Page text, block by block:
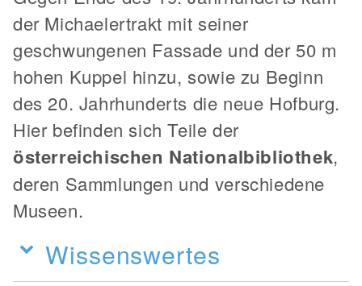
der Michaelertrakt mit seiner
geschwungenen Fassade und der 50 m
hohen Kuppel hinzu, sowie zu Beginn
des 20. Jahrhunderts die neue Hofburg.
Hier befinden sich Teile der
österreichischen Nationalbibliothek,
deren Sammlungen und verschiedene
Museen.
Wissenswertes